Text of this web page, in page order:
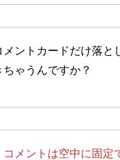
メントカードだけ落と
ちゃうんですか？
コメントは空中に固定